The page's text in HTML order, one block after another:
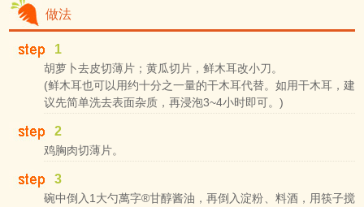
做法
1
胡萝卜去皮切薄片；黄瓜切片，鲜木耳改小刀。
(鲜木耳也可以用约十分之一量的干木耳代替。如用干木耳，建
议先简单洗去表面杂质，再浸泡3~4小时即可。)
2
鸡胸肉切薄片。
3
碗中倒入1大勺萬字®甘醇酱油，再倒入淀粉、料酒，用筷子搅